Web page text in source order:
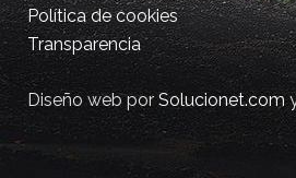
Política de cookies
Transparencia
Diseño web porSolucionet.com